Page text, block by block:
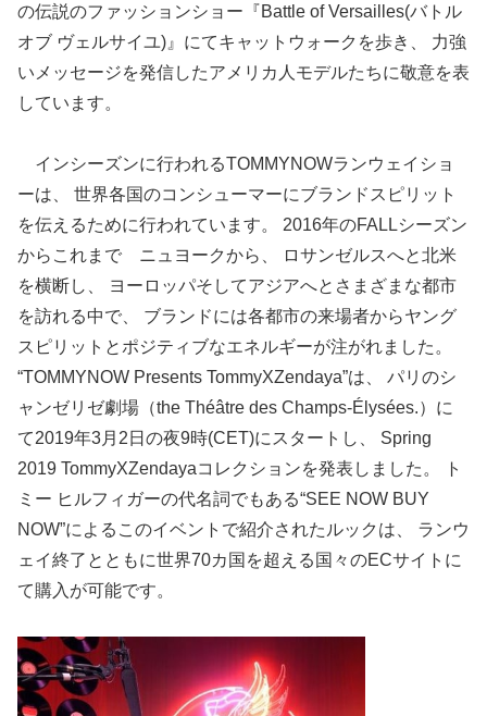
の伝説のファッションショー『Battle of Versailles(バトル
オブ ヴェルサイユ)』にてキャットウォークを歩き、 力強
いメッセージを発信したアメリカ人モデルたちに敬意を表
しています。
インシーズンに行われるTOMMYNOWランウェイショ
ーは、 世界各国のコンシューマーにブランドスピリット
を伝えるために行われています。 2016年のFALLシーズン
からこれまで ニュヨークから、 ロサンゼルスへと北米
を横断し、 ヨーロッパそしてアジアへとさまざまな都市
を訪れる中で、 ブランドには各都市の来場者からヤング
スピリットとポジティブなエネルギーが注がれました。
“TOMMYNOW Presents TommyXZendaya”は、 パリのシ
ャンゼリゼ劇場（the Théâtre des Champs-Élysées.）に
て2019年3月2日の夜9時(CET)にスタートし、 Spring
2019 TommyXZendayaコレクションを発表しました。 ト
ミー ヒルフィガーの代名詞でもある“SEE NOW BUY
NOW”によるこのイベントで紹介されたルックは、 ランウ
ェイ終了とともに世界70カ国を超える国々のECサイトに
て購入が可能です。